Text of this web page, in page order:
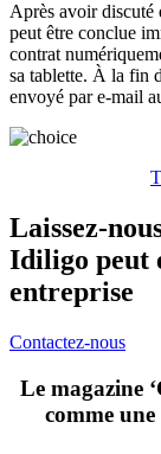
Après avoir discuté
peut être conclue
contrat
sa tablette. À la fin
envoyé par e-mail
Laissez-
Idiligo peut
entreprise
Contactez-nous
Le magazine
comme